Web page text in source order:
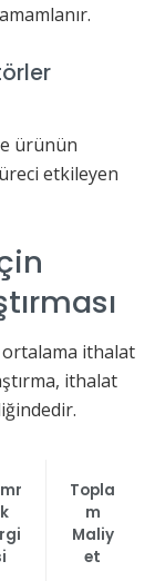
ürünün
etkileyen
ortalama ithalat
ithalat
Topla
m
Maliy
et